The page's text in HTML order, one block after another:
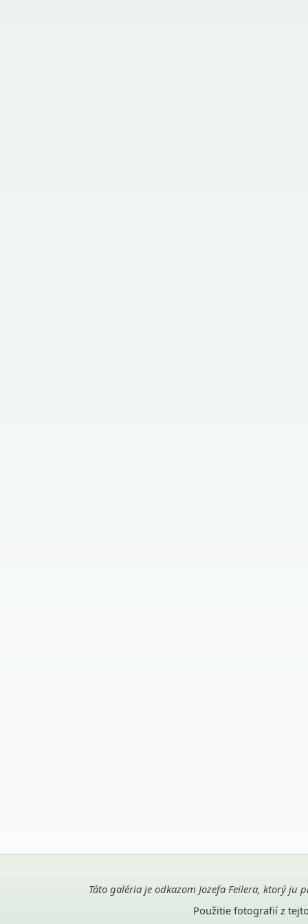
Táto galéria je odkazom Jozefa Feilera, ktorý
Použitie fotografií z